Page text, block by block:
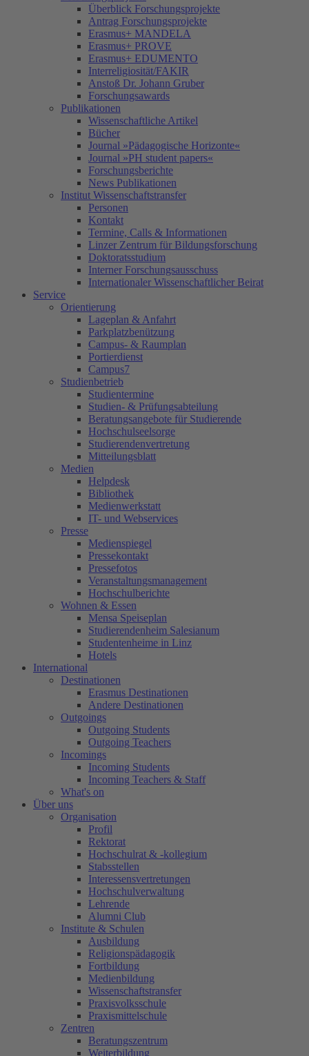
Überblick Forschungsprojekte
Antrag Forschungsprojekte
Erasmus+ MANDELA
Erasmus+ PROVE
Erasmus+ EDUMENTO
Interreligiosität/FAKIR
Anstoß Dr. Johann Gruber
Forschungsawards
Publikationen
Wissenschaftliche Artikel
Bücher
Journal »Pädagogische Horizonte«
Journal »PH student papers«
Forschungsberichte
News Publikationen
Institut Wissenschaftstransfer
Personen
Kontakt
Termine, Calls & Informationen
Linzer Zentrum für Bildungsforschung
Doktoratsstudium
Interner Forschungsausschuss
Internationaler Wissenschaftlicher Beirat
Service
Orientierung
Lageplan & Anfahrt
Parkplatzbenützung
Campus- & Raumplan
Portierdienst
Campus7
Studienbetrieb
Studientermine
Studien- & Prüfungsabteilung
Beratungsangebote für Studierende
Hochschulseelsorge
Studierendenvertretung
Mitteilungsblatt
Medien
Helpdesk
Bibliothek
Medienwerkstatt
IT- und Webservices
Presse
Medienspiegel
Pressekontakt
Pressefotos
Veranstaltungsmanagement
Hochschulberichte
Wohnen & Essen
Mensa Speiseplan
Studierendenheim Salesianum
Studentenheime in Linz
Hotels
International
Destinationen
Erasmus Destinationen
Andere Destinationen
Outgoings
Outgoing Students
Outgoing Teachers
Incomings
Incoming Students
Incoming Teachers & Staff
What's on
Über uns
Organisation
Profil
Rektorat
Hochschulrat & -kollegium
Stabsstellen
Interessensvertretungen
Hochschulverwaltung
Lehrende
Alumni Club
Institute & Schulen
Ausbildung
Religionspädagogik
Fortbildung
Medienbildung
Wissenschaftstransfer
Praxisvolksschule
Praxismittelschule
Zentren
Beratungszentrum
Weiterbildung